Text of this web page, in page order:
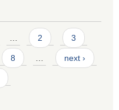
… 2 3
8 … next ›